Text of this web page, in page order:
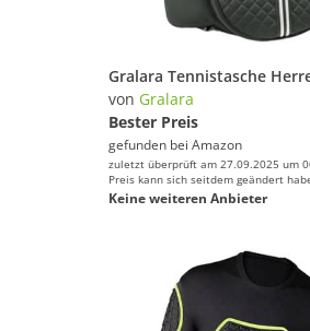
von Gralara
Bester Preis
gefunden bei Amazon
zuletzt überprüft am 27.09.2025 um
Preis kann sich seitdem geändert
Keine weiteren Anbieter